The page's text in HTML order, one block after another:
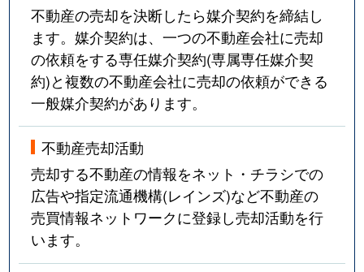
不動産の売却を決断したら媒介契約を締結し
ます。媒介契約は、一つの不動産会社に売却
の依頼をする専任媒介契約(専属専任媒介契
約)と複数の不動産会社に売却の依頼ができる
一般媒介契約があります。
不動産売却活動
売却する不動産の情報をネット・チラシでの
広告や指定流通機構(レインズ)など不動産の
売買情報ネットワークに登録し売却活動を行
います。